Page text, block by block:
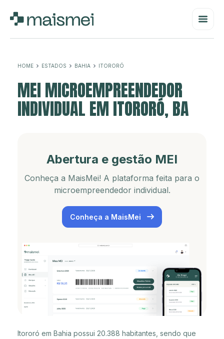
HOME ESTADOS BAHIA ITORORÓ
MEI MICROEMPREENDEDOR
INDIVIDUAL EM ITORORÓ, BA
Abertura e gestão MEI
Conheça a MaisMei! A plataforma feita para o
microempreendedor individual.
Conheça a MaisMei
Itororó em Bahia possui 20.388 habitantes, sendo que